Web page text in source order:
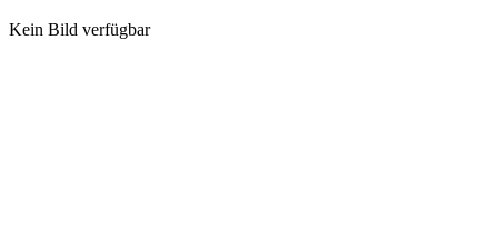
Kein Bild verfügbar